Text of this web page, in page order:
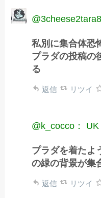
私別に集合体恐
プラダの投稿の
る
返信 リツイ
@k_cocco： UK
プラダを着たよ
の緑の背景が集
返信 リツイ